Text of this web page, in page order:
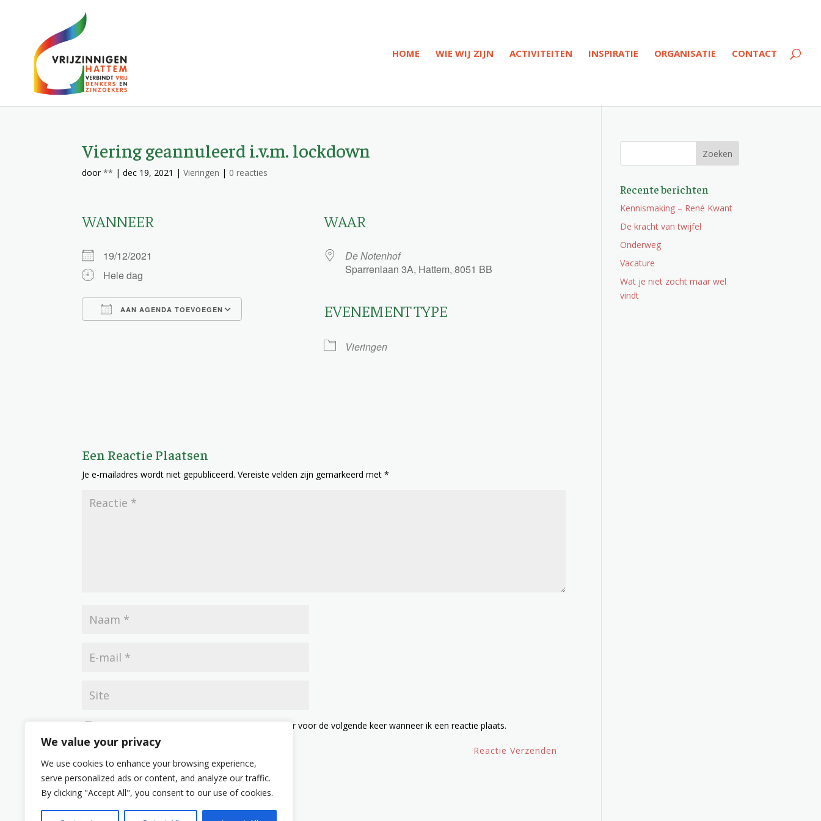
We value your privacy
We use cookies to enhance your browsing experience,
serve personalized ads or content, and analyze our traffic.
By clicking "Accept All", you consent to our use of cookies.
HOME WIE WIJ ZIJN ACTIVITEITEN INSPIRATIE ORGANISATIE CONTACT
Viering geannuleerd i.v.m. lockdown
door** |dec 19, 2021 |Vieringen | 0 reacties
WANNEER
19/12/2021
Hele dag
AAN AGENDA TOEVOEGEN
WAAR
De Notenhof
Sparrenlaan 3A, Hattem, 8051 BB
EVENEMENT TYPE
Vieringen
Een Reactie Plaatsen
Je e-mailadres wordt niet gepubliceerd. Vereiste velden zijn gemarkeerd met*
Mijn naam, e-mail en site opslaan in deze browser voor de volgende keer wanneer ik een reactie plaats.
Recente berichten
Kennismaking – René Kwant
De kracht van twijfel
Onderweg
Vacature
Wat je niet zocht maar wel
vindt